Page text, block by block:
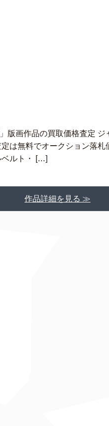
版画作品の買取価格査定
は無料でオークション落
ベルト・ […]
作品詳細を見る ≫